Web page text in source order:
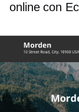
online con